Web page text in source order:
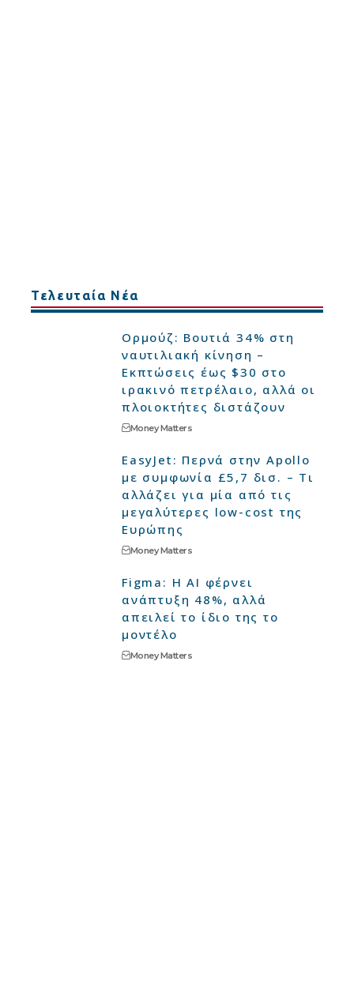
Τελευταία Νέα
Ορμούζ: Βουτιά 34% στη
ναυτιλιακή κίνηση –
Εκπτώσεις έως $30 στο
ιρακινό πετρέλαιο, αλλά οι
πλοιοκτήτες διστάζουν
Money Matters
EasyJet: Περνά στην Apollo
με συμφωνία £5,7 δισ. – Τι
αλλάζει για μία από τις
μεγαλύτερες low-cost της
Ευρώπης
Money Matters
Figma: Η AI φέρνει
ανάπτυξη 48%, αλλά
απειλεί το ίδιο της το
μοντέλο
Money Matters